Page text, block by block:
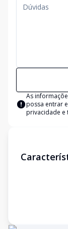
As
possa entrar
privacidade e